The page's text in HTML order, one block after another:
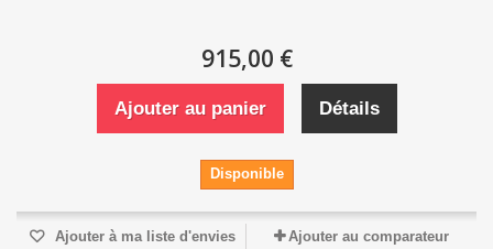
915,00 €
Ajouter au panier Détails
Disponible
Ajouter à ma liste d'envies Ajouter au comparateur